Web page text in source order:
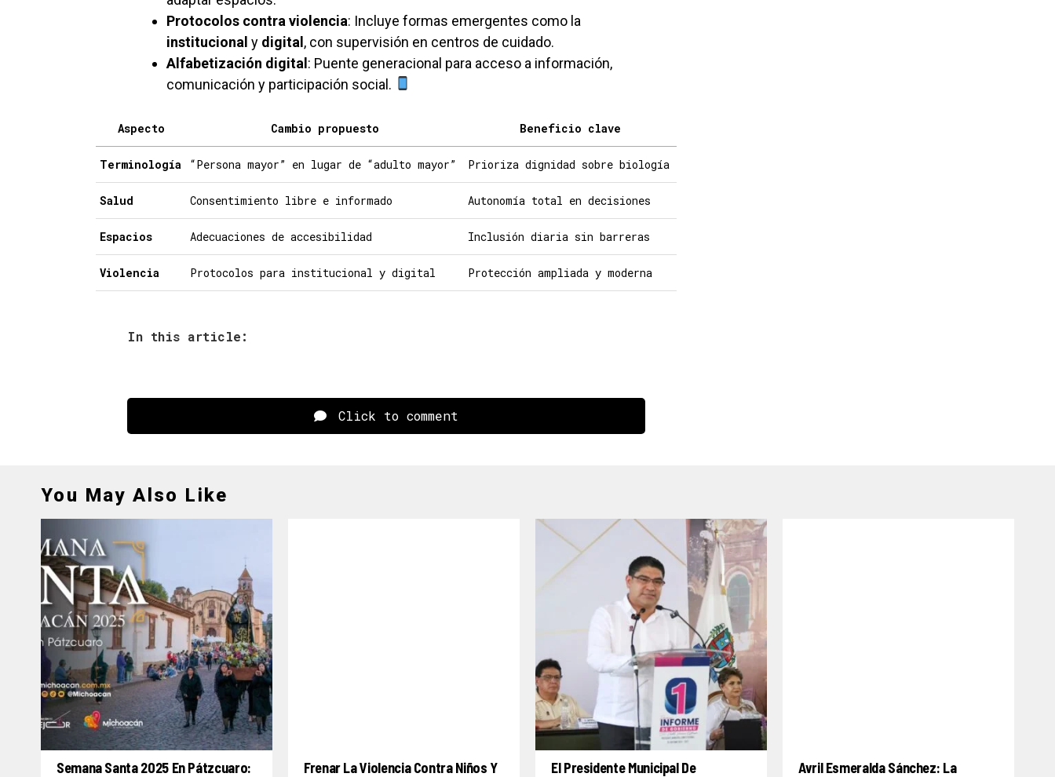
Protocolos contra violencia: Incluye formas emergentes como la
institucional y digital, con supervisión en centros de cuidado.
Alfabetización digital: Puente generacional para acceso a información,
comunicación y participación social.
Aspecto Cambio propuesto Beneficio clave
Terminología “Persona mayor” en lugar de “adulto mayor” Prioriza dignidad sobre biología
Salud Consentimiento libre e informado Autonomía total en decisiones
Espacios Adecuaciones de accesibilidad Inclusión diaria sin barreras
Violencia Protocolos para institucional y digital Protección ampliada y moderna
In this article:
Click to comment
You May Also Like
Semana Santa 2025 En Pátzcuaro:
Frenar La Violencia Contra Niños Y
El Presidente Municipal De
Avril Esmeralda Sánchez: La